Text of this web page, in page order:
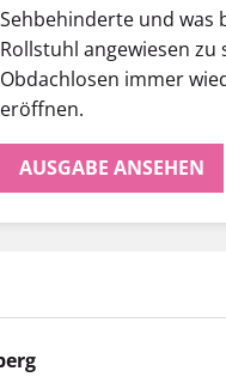
Sehbehinderte und was
Rollstuhl angewiesen zu
Obdachlosen immer
eröffnen.
AUSGABE ANSEHEN